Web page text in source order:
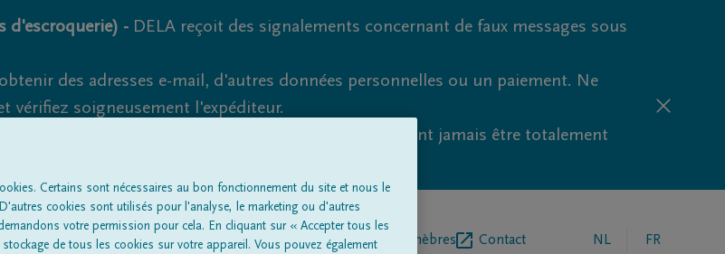
d'escroquerie) - DELA reçoit des signalements concernant de faux messages sous
des adresses e-mail, d'autres données personnelles ou un paiement. Ne
vérifiez soigneusement l'expéditeur.
les tentatives d'hameçonnage et de fraude ne peuvent jamais être totalement
Tous les avis de décèsÀ propos de nousEntrepreneur de pompes funèbres Contact NL FR
Certains sont nécessaires au bon fonctionnement du site et nous le
cookies sont utilisés pour l'analyse, le marketing ou d'autres
votre permission pour cela. En cliquant sur « Accepter tous les
de tous les cookies sur votre appareil. Vous pouvez également